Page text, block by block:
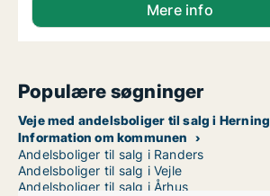
Mere info
Populære søgninger
Veje med andelsboliger til salg i Herning
Information om kommunen
Andelsboliger til salg i Randers
Andelsboliger til salg i Vejle
Andelsboliger til salg i Århus